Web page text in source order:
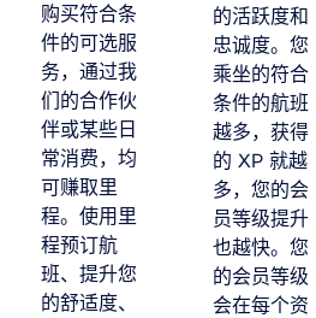
购买符合条
件的可选服
务，通过我
们的合作伙
伴或某些日
常消费，均
可赚取里
程。使用里
程预订航
班、提升您
的舒适度、
的活跃度和
忠诚度。您
乘坐的符合
条件的航班
越多，获得
的 XP 就越
多，您的会
员等级提升
也越快。您
的会员等级
会在每个资